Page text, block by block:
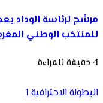
مرشح لرئاسة الوداد
للمنتخب الوطني
4 دقيقة للقراءة
البطولة الاحترافية 1